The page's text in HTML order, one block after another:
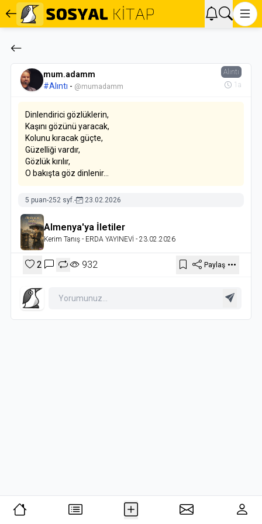
mum.adamm
#Alıntı - @mumadamm
Alıntı
1a
Dinlendirici gözlüklerin,
Kaşını gözünü yaracak,
Kolunu kıracak güçte,
Güzelliği vardır,
Gözlük kırılır,
O bakışta göz dinlenir...
5 puan-252 syf.- 23.02.2026
Almenya'ya İletiler
Kerim Tanış- ERDA YAYINEVİ - 23.02.2026
2 932 Paylaş